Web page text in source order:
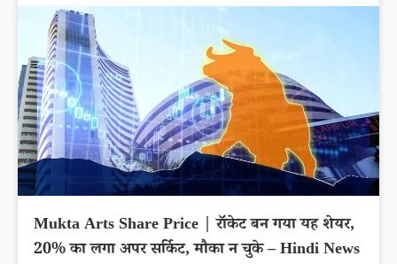
Mukta Arts Share Price | रॉकेट बन गया यह शेयर,
20% का लगा अपर सर्किट, मौका न चुके – Hindi News